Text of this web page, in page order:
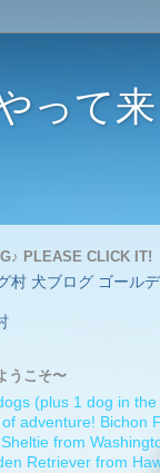
って来
PLEASE CLICK IT!
うこそ〜
(plus 1 dog in the
adventure! Bichon
from
Retriever from